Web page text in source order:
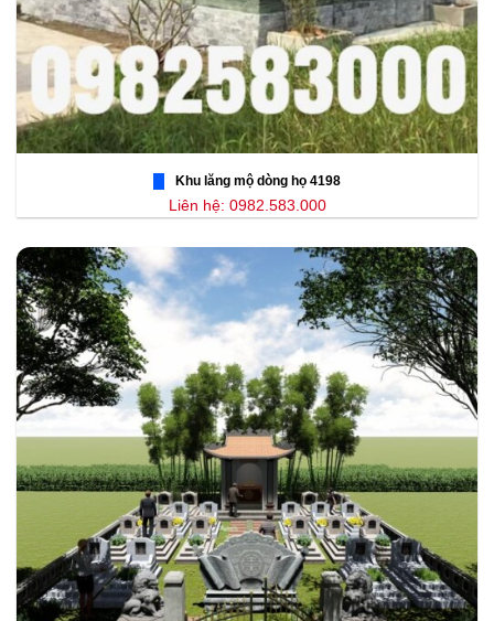
Khu lăng mộ dòng họ 4198
Liên hệ: 0982.583.000